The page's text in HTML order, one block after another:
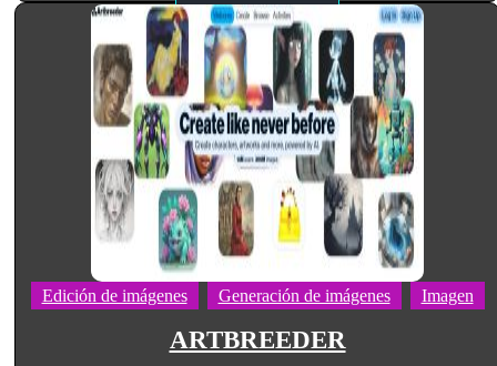
Edición de imágenes Generación de imágenes Imagen
ARTBREEDER